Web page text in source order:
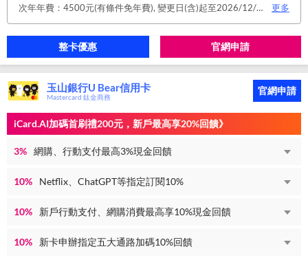
次年年費：4500元(有條件免年費), 變更日(含)起至2026/12/31止，符合原卡別之免年費消費條件 或 使用台新信用卡數位帳單(包含電子/行動帳單)且生效，即享免年費優惠。
更多
整卡優惠 官網申請
玉山銀行U Bear信用卡
Mastercard 鈦金商務
官網申請
iCard.AI加碼首刷禮200元，新戶最高享20%回饋》
3% 網購、行動支付最高3%現金回饋
10% Netflix、ChatGPT等指定訂閱10%
10% 新戶行動支付、網購消費最高享10%現金回饋
10% 新卡申辦指定五大通路加碼10%回饋